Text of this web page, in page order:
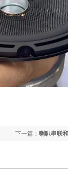
下一篇： 喇叭串联